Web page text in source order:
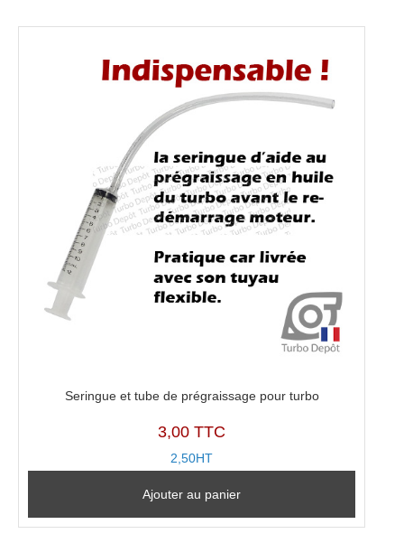
Seringue et tube de prégraissage pour turbo
3,00 TTC
2,50HT
Ajouter au panier